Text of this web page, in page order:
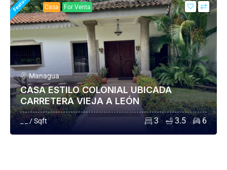
Casa For Venta
Managua
CASA ESTILO COLONIAL UBICADA
CARRETERA VIEJA A LEÓN
_ _ / Sqft 3 3.5 6